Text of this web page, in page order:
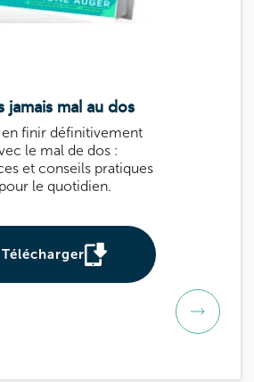
jamais mal au dos
en finir définitivement
le mal de dos :
et conseils pratiques
pour le quotidien.
Télécharger